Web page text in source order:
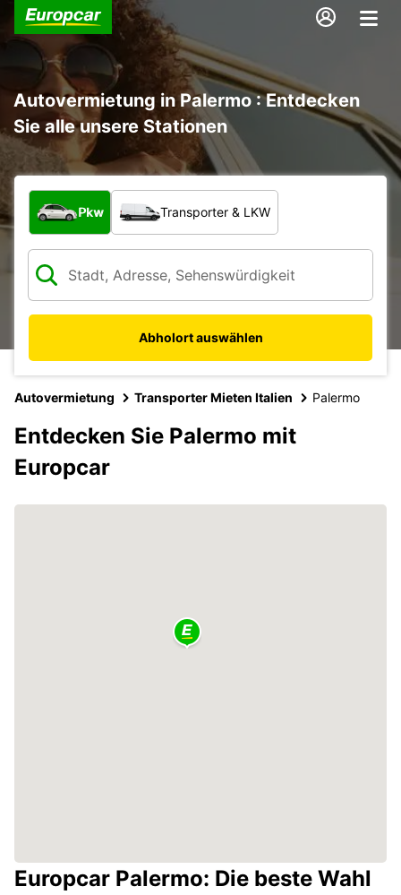
Autovermietung in Palermo : Entdecken
Sie alle unsere Stationen
Welche Art von Fahrzeug?
Pkw Transporter & LKW
Abholort auswählen
Autovermietung Transporter Mieten Italien Palermo
Entdecken Sie Palermo mit
Europcar
Europcar Palermo: Die beste Wahl